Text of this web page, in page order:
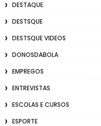
DESTAQUE.
DESTSQUE
DESTSQUE VIDEOS
DONOSDABOLA
EMPREGOS
ENTREVISTAS
ESCOLAS E CURSOS
ESPORTE